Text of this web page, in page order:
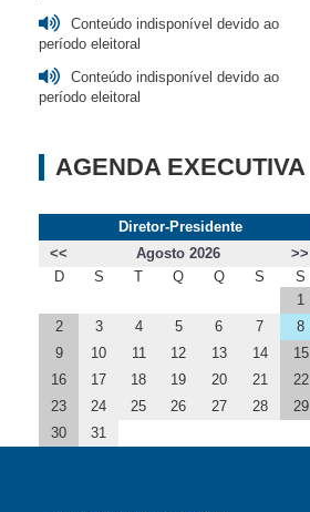
Conteúdo indisponível devido ao
período eleitoral
Conteúdo indisponível devido ao
período eleitoral
AGENDA EXECUTIVA
Diretor-Presidente
<<
Agosto 2026
>>
D
S T Q Q S
S
1
2
3 4 5 6 7
8
9
10 11 12 13 14
15
16
17 18 19 20 21
22
23
24 25 26 27 28
29
30
31